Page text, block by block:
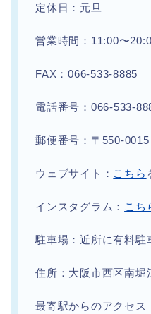
定休日：元旦
営業時間：11:00〜
FAX：066-533-8885
電話番号：066-533-
郵便番号：〒550-0015
ウェブサイト： こちら
インスタグラム： こち
駐車場：近所に有料駐
住所：大阪市西区南堀
最寄駅からのアクセス